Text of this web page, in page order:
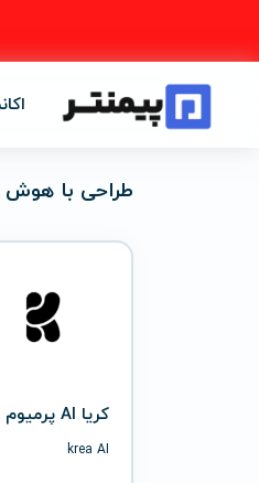
طراحی با
کریا AI پرمیوم
krea AI